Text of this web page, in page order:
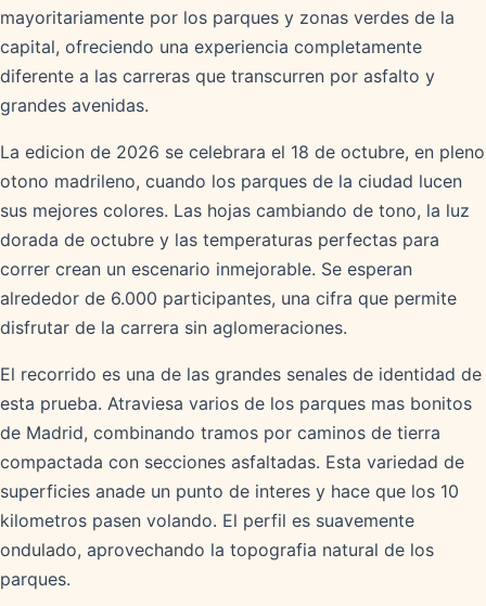
mayoritariamente por los parques y zonas verdes de la
capital, ofreciendo una experiencia completamente
diferente a las carreras que transcurren por asfalto y
grandes avenidas.
La edicion de 2026 se celebrara el 18 de octubre, en pleno
otono madrileno, cuando los parques de la ciudad lucen
sus mejores colores. Las hojas cambiando de tono, la luz
dorada de octubre y las temperaturas perfectas para
correr crean un escenario inmejorable. Se esperan
alrededor de 6.000 participantes, una cifra que permite
disfrutar de la carrera sin aglomeraciones.
El recorrido es una de las grandes senales de identidad de
esta prueba. Atraviesa varios de los parques mas bonitos
de Madrid, combinando tramos por caminos de tierra
compactada con secciones asfaltadas. Esta variedad de
superficies anade un punto de interes y hace que los 10
kilometros pasen volando. El perfil es suavemente
ondulado, aprovechando la topografia natural de los
parques.